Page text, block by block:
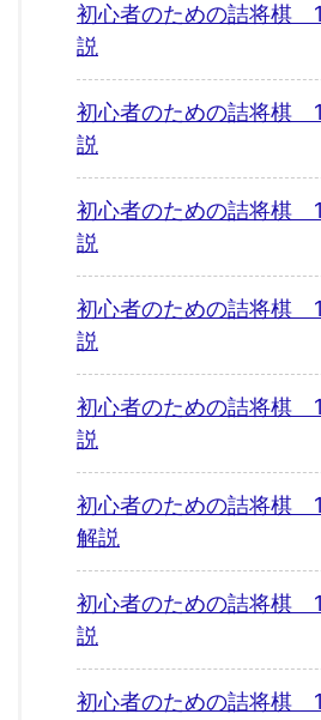
初心者のための詰将棋
説
初心者のための詰将棋
説
初心者のための詰将棋
説
初心者のための詰将棋
説
初心者のための詰将棋
説
初心者のための詰将棋
解説
初心者のための詰将棋
説
初心者のための詰将棋